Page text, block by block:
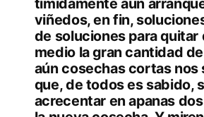
tímidamente aún
viñedos, en fin,
de soluciones para quitar
medio la gran cantidad
aún cosechas cortas nos
que, de todos es sabido,
acrecentar en apanas